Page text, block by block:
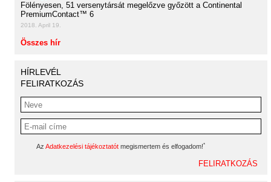
Fölényesen, 51 versenytársát megelőzve győzött a Continental
PremiumContact™ 6
2018. April 19.
Összes hír
HÍRLEVÉL
FELIRATKOZÁS
Az Adatkezelési tájékoztatót megismertem és elfogadom!*